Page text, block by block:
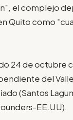
el complejo
Quito como
24 de octubre
del
(Santos
EE.UU).